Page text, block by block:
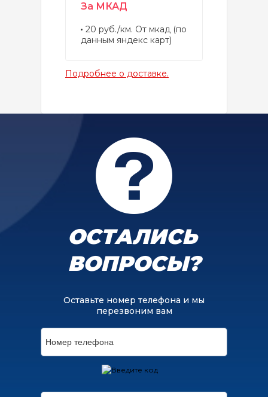
За МКАД
20 руб./км. От мкад (по
данным яндекс карт)
Подробнее о доставке.
ОСТАЛИСЬ
ВОПРОСЫ?
Оставьте номер телефона и мы
перезвоним вам